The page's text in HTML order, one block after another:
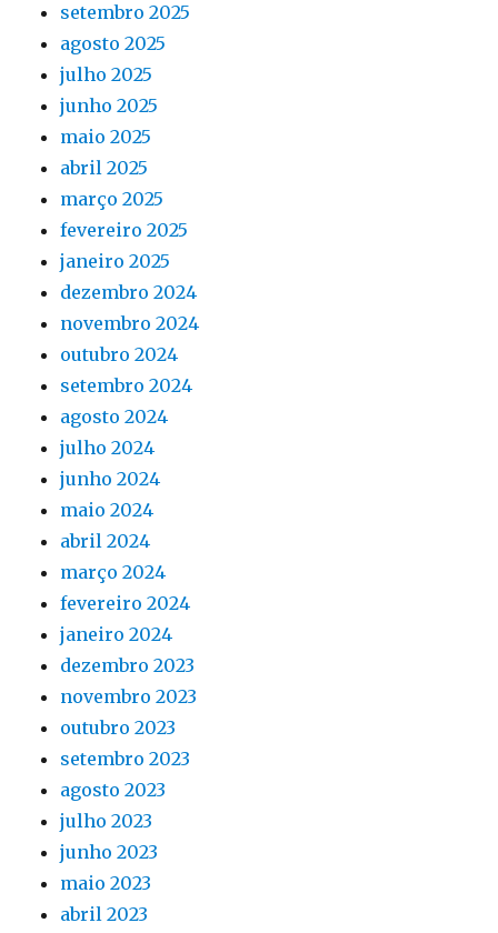
setembro 2025
agosto 2025
julho 2025
junho 2025
maio 2025
abril 2025
março 2025
fevereiro 2025
janeiro 2025
dezembro 2024
novembro 2024
outubro 2024
setembro 2024
agosto 2024
julho 2024
junho 2024
maio 2024
abril 2024
março 2024
fevereiro 2024
janeiro 2024
dezembro 2023
novembro 2023
outubro 2023
setembro 2023
agosto 2023
julho 2023
junho 2023
maio 2023
abril 2023